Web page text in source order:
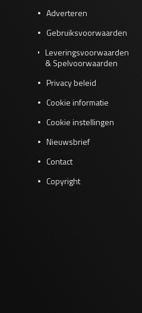
Adverteren
Gebruiksvoorwaarden
Leveringsvoorwaarden
& Spelvoorwaarden
Privacy beleid
Cookie informatie
Cookie instellingen
Nieuwsbrief
Contact
Copyright